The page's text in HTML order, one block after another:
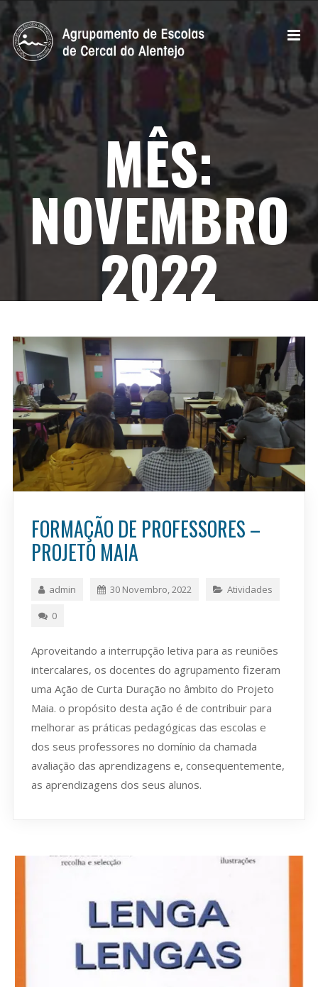
MÊS:
NOVEMBRO
2022
FORMAÇÃO DE PROFESSORES –
PROJETO MAIA
admin 30 Novembro, 2022 Atividades
0
Aproveitando a interrupção letiva para as reuniões
intercalares, os docentes do agrupamento fizeram
uma Ação de Curta Duração no âmbito do Projeto
Maia. o propósito desta ação é de contribuir para
melhorar as práticas pedagógicas das escolas e
dos seus professores no domínio da chamada
avaliação das aprendizagens e, consequentemente,
as aprendizagens dos seus alunos.